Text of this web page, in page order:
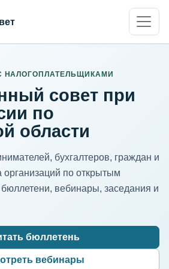
НАЛОГОПЛАТЕЛЬЩИКАМИ
совет при
по
области
бухгалтеров, граждан и
организаций по открытым
вебинары, заседания и
бюллетень
вебинары